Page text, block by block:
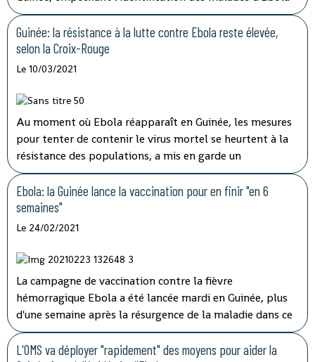
et les vaccinations, ont indiqué mardi les autorités, qui
tentent de lever le blocus par la négociation.
Guinée: la résistance à la lutte contre Ebola reste élevée,
selon la Croix-Rouge
Le 10/03/2021
Au moment où Ebola réapparaît en Guinée, les mesures
pour tenter de contenir le virus mortel se heurtent à la
résistance des populations, a mis en garde un
responsable de la Croix-Rouge dans un entretien à l'AFP.
Ebola: la Guinée lance la vaccination pour en finir "en 6
semaines"
Le 24/02/2021
La campagne de vaccination contre la fièvre
hémorragique Ebola a été lancée mardi en Guinée, plus
d'une semaine après la résurgence de la maladie dans ce
pays d'Afrique de l'Ouest qui espère l'éradiquer "en six
semaines" selon son ministre de la Santé.
L'OMS va déployer "rapidement" des moyens pour aider la